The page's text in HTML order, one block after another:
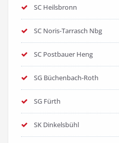
SC Heilsbronn
SC Noris-Tarrasch Nbg
SC Postbauer Heng
SG Büchenbach-Roth
SG Fürth
SK Dinkelsbühl